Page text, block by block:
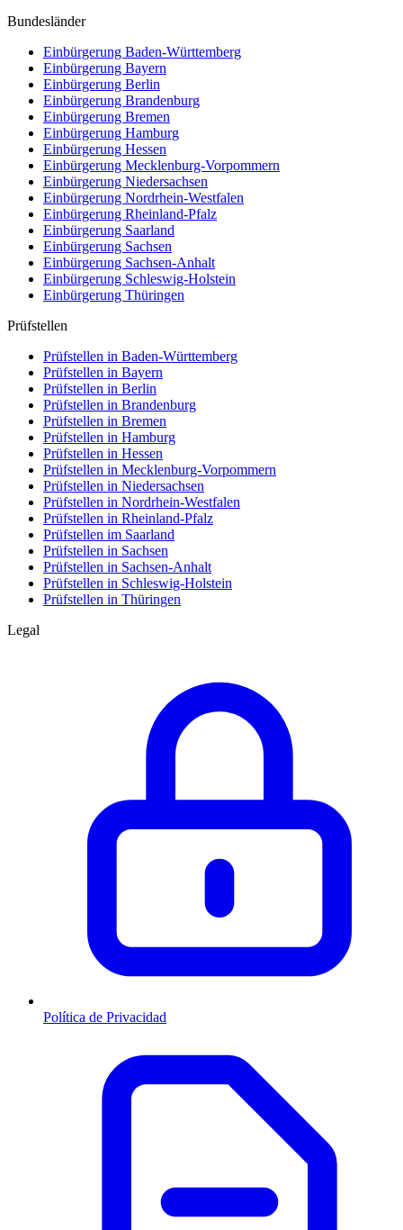
Bundesländer
Einbürgerung Baden-Württemberg
Einbürgerung Bayern
Einbürgerung Berlin
Einbürgerung Brandenburg
Einbürgerung Bremen
Einbürgerung Hamburg
Einbürgerung Hessen
Einbürgerung Mecklenburg-Vorpommern
Einbürgerung Niedersachsen
Einbürgerung Nordrhein-Westfalen
Einbürgerung Rheinland-Pfalz
Einbürgerung Saarland
Einbürgerung Sachsen
Einbürgerung Sachsen-Anhalt
Einbürgerung Schleswig-Holstein
Einbürgerung Thüringen
Prüfstellen
Prüfstellen in Baden-Württemberg
Prüfstellen in Bayern
Prüfstellen in Berlin
Prüfstellen in Brandenburg
Prüfstellen in Bremen
Prüfstellen in Hamburg
Prüfstellen in Hessen
Prüfstellen in Mecklenburg-Vorpommern
Prüfstellen in Niedersachsen
Prüfstellen in Nordrhein-Westfalen
Prüfstellen in Rheinland-Pfalz
Prüfstellen im Saarland
Prüfstellen in Sachsen
Prüfstellen in Sachsen-Anhalt
Prüfstellen in Schleswig-Holstein
Prüfstellen in Thüringen
Legal
Política de Privacidad